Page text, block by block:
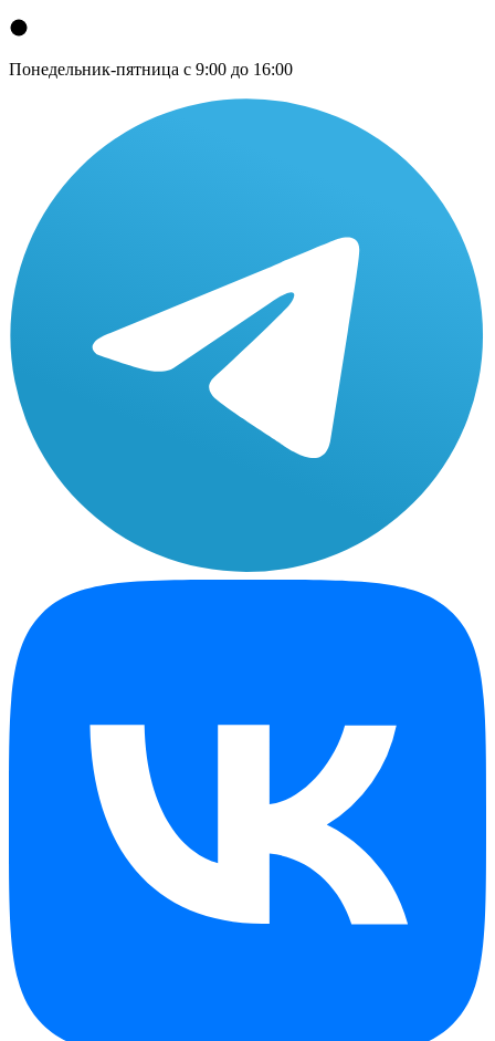
Понедельник-пятница с 9:00 до 16:00